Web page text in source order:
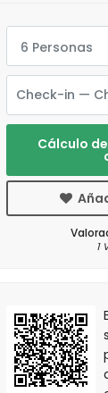
6 Personas
Cálculo
1